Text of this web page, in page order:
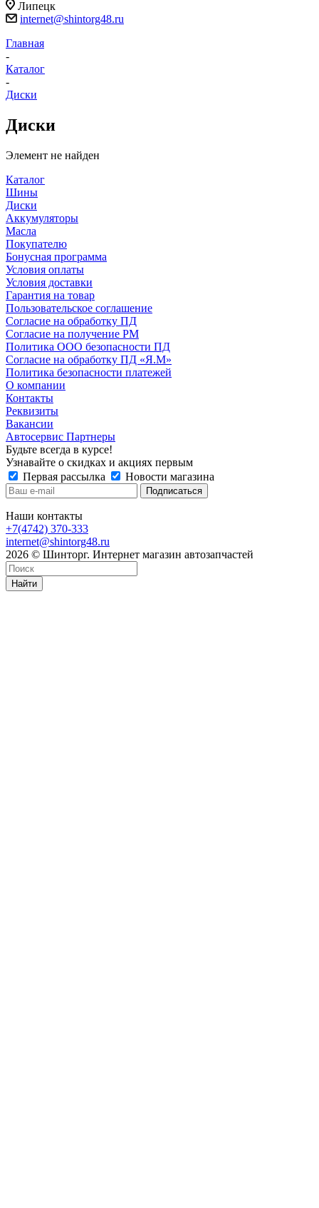
Липецк
internet@shintorg48.ru
Главная
-
Каталог
-
Диски
Диски
Элемент не найден
Каталог
Шины
Диски
Аккумуляторы
Масла
Покупателю
Бонусная программа
Условия оплаты
Условия доставки
Гарантия на товар
Пользовательское соглашение
Согласие на обработку ПД
Согласие на получение РМ
Политика ООО безопасности ПД
Согласие на обработку ПД «Я.М»
Политика безопасности платежей
О компании
Контакты
Реквизиты
Вакансии
Автосервис Партнеры
Будьте всегда в курсе!
Узнавайте о скидках и акциях первым
Первая рассылка
Новости магазина
Наши контакты
+7(4742) 370-333
internet@shintorg48.ru
2026 © Шинторг. Интернет магазин автозапчастей
Найти